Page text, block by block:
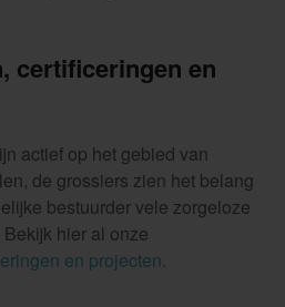
certificeringen en
actief op het gebied van
de grossiers zien het belang
bestuurder vele zorgeloze
hier al onze
en projecten.